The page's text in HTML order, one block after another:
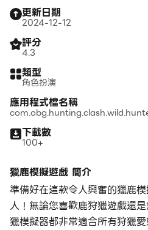
更新日期
2024-12-12
評分
4.3
類型
角色扮演
應用程式檔名稱
下載數
100+
獵鹿模擬遊戲 簡介
準備好在這款令人興奮的獵鹿
人！無論您喜歡鹿狩獵遊戲還
獵模擬器都非常適合所有狩獵愛